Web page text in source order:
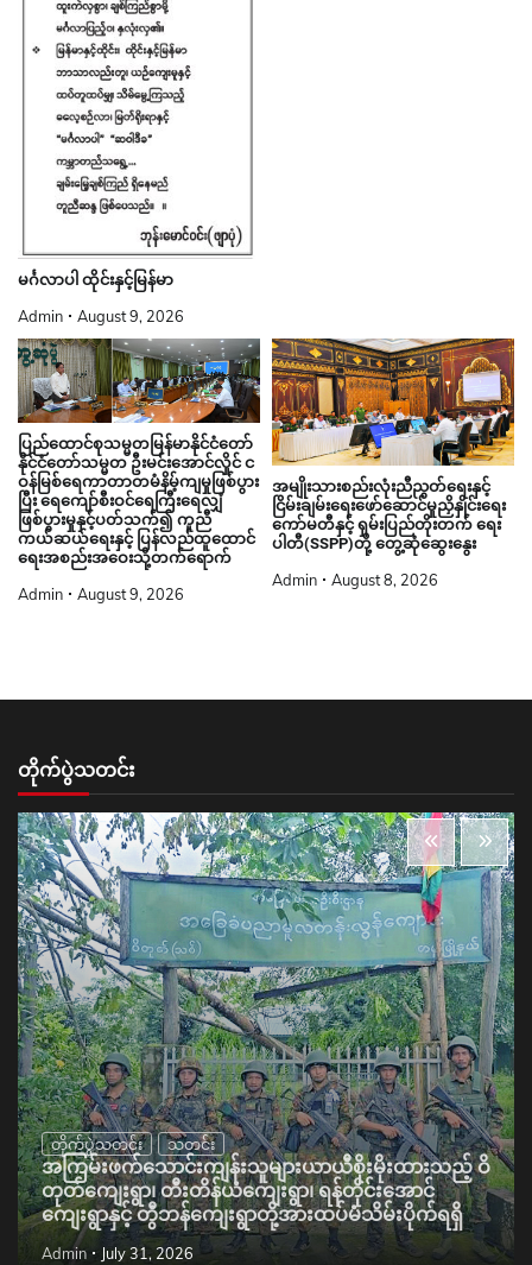
မင်္ဂလာပါ ထိုင်းနှင့်မြန်မာ
Admin August 9, 2026
ပြည်ထောင်စုသမ္မတမြန်မာနိုင်ငံတော်
နိုင်ငံတော်သမ္မတ ဦးမင်းအောင်လှိုင် င
ဝန်မြစ်ရေကာတာတမံနိမ့်ကျမှုဖြစ်ပွား
ပြီး ရေကျော်စီးဝင်ရေကြီးရေလျှံ
ဖြစ်ပွားမှုနှင့်ပတ်သက်၍ ကူညီ
ကယ်ဆယ်ရေးနှင့် ပြန်လည်ထူထောင်
ရေးအစည်းအဝေးသို့တက်ရောက်
Admin August 9, 2026
အမျိုးသားစည်းလုံးညီညွတ်ရေးနှင့်
ငြိမ်းချမ်းရေးဖော်ဆောင်မှုညှိနှိုင်းရေး
ကော်မတီနှင့် ရှမ်းပြည်တိုးတက် ရေး
ပါတီ(SSPP)တို့ တွေ့ဆုံဆွေးနွေး
Admin August 8, 2026
တိုက်ပွဲသတင်း
တိုက်ပွဲသတင်း သတင်း
အကြမ်းဖက်သောင်းကျန်းသူများယာယီစိုးမိုးထားသည့် ဝိ
တုတ်ကျေးရွာ၊ တီးတိန်ယံကျေးရွာ၊ ရန်တိုင်းအောင်
ကျေးရွာနှင့် တွီဘန်ကျေးရွာတို့အားထပ်မံသိမ်းပိုက်ရရှိ
Admin July 31, 2026